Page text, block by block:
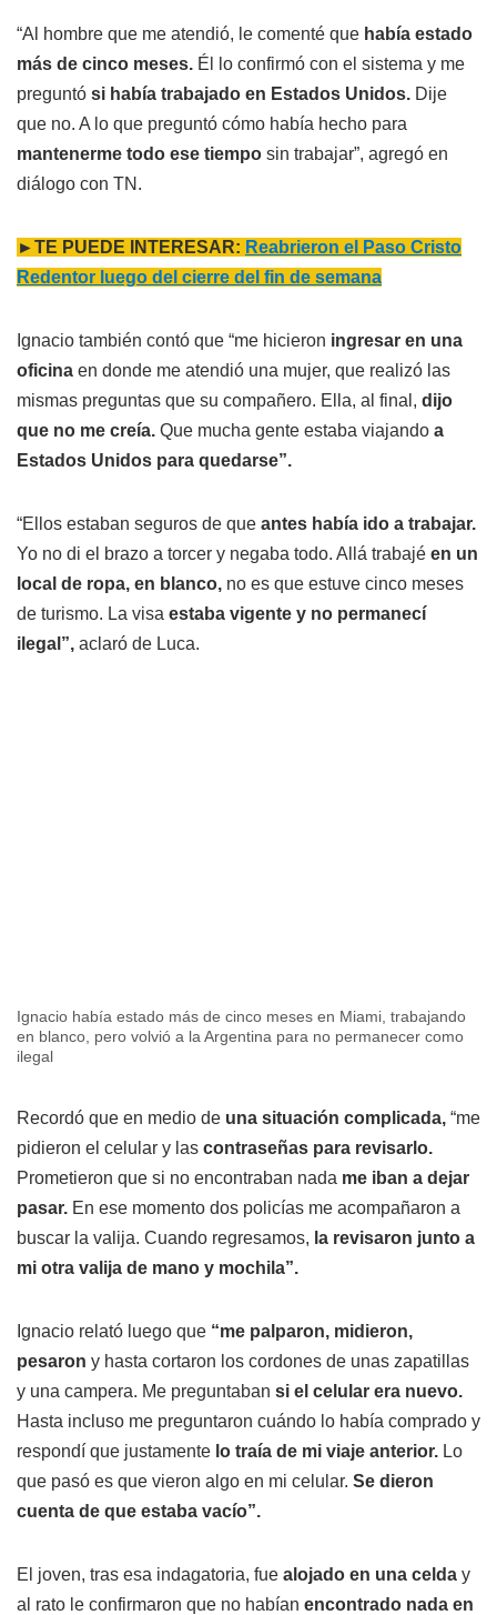
“Al hombre que me atendió, le comenté que había estado
más de cinco meses. Él lo confirmó con el sistema y me
preguntó si había trabajado en Estados Unidos. Dije
que no. A lo que preguntó cómo había hecho para
mantenerme todo ese tiempo sin trabajar”, agregó en
diálogo con TN.
►TE PUEDE INTERESAR: Reabrieron el Paso Cristo
Redentor luego del cierre del fin de semana
Ignacio también contó que “me hicieron ingresar en una
oficina en donde me atendió una mujer, que realizó las
mismas preguntas que su compañero. Ella, al final, dijo
que no me creía. Que mucha gente estaba viajando a
Estados Unidos para quedarse”.
“Ellos estaban seguros de que antes había ido a trabajar.
Yo no di el brazo a torcer y negaba todo. Allá trabajé en un
local de ropa, en blanco, no es que estuve cinco meses
de turismo. La visa estaba vigente y no permanecí
ilegal”, aclaró de Luca.
Ignacio había estado más de cinco meses en Miami, trabajando
en blanco, pero volvió a la Argentina para no permanecer como
ilegal
Recordó que en medio de una situación complicada, “me
pidieron el celular y las contraseñas para revisarlo.
Prometieron que si no encontraban nada me iban a dejar
pasar. En ese momento dos policías me acompañaron a
buscar la valija. Cuando regresamos, la revisaron junto a
mi otra valija de mano y mochila”.
Ignacio relató luego que “me palparon, midieron,
pesaron y hasta cortaron los cordones de unas zapatillas
y una campera. Me preguntaban si el celular era nuevo.
Hasta incluso me preguntaron cuándo lo había comprado y
respondí que justamente lo traía de mi viaje anterior. Lo
que pasó es que vieron algo en mi celular. Se dieron
cuenta de que estaba vacío”.
El joven, tras esa indagatoria, fue alojado en una celda y
al rato le confirmaron que no habían encontrado nada en